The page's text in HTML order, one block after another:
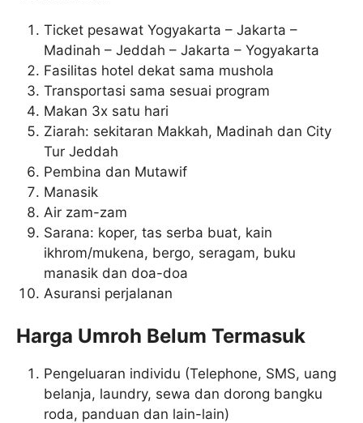
Ticket pesawat Yogyakarta – Jakarta –
Madinah – Jeddah – Jakarta – Yogyakarta
Fasilitas hotel dekat sama mushola
Transportasi sama sesuai program
Makan 3x satu hari
Ziarah: sekitaran Makkah, Madinah dan City
Tur Jeddah
Pembina dan Mutawif
Manasik
Air zam-zam
Sarana: koper, tas serba buat, kain
ikhrom/mukena, bergo, seragam, buku
manasik dan doa-doa
Asuransi perjalanan
Harga Umroh Belum Termasuk
Pengeluaran individu (Telephone, SMS, uang
belanja, laundry, sewa dan dorong bangku
roda, panduan dan lain-lain)